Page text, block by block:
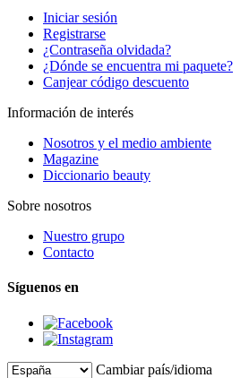
Iniciar sesión
Registrarse
¿Contraseña olvidada?
¿Dónde se encuentra mi paquete?
Canjear código descuento
Información de interés
Nosotros y el medio ambiente
Magazine
Diccionario beauty
Sobre nosotros
Nuestro grupo
Contacto
Síguenos en
Cambiar país/idioma